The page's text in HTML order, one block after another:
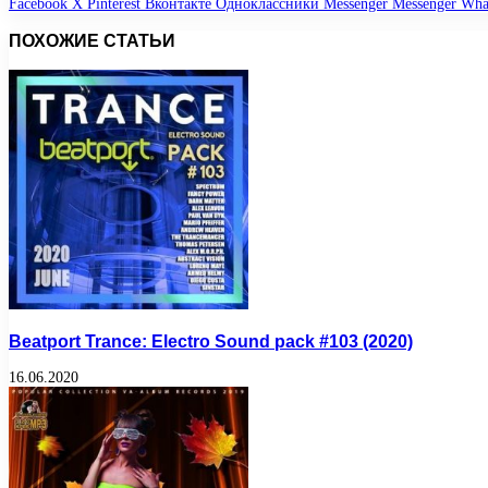
Facebook X Pinterest Вконтакте Одноклассники Messenger Messenger
ПОХОЖИЕ СТАТЬИ
Beatport Trance: Electro Sound pack #103 (2020)
16.06.2020